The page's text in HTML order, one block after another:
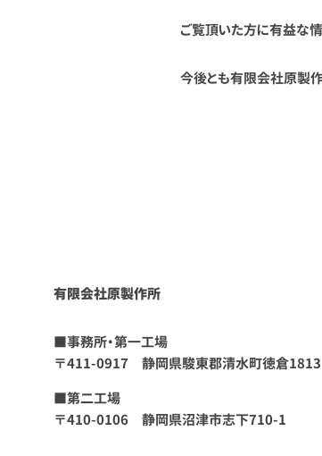
ご覧頂いた方に有益な情
今後とも有限会社原製作
有限会社原製作所
■事務所・第一工場
〒411-0917 静岡県駿東郡清水町徳倉1813
■第二工場
〒410-0106 静岡県沼津市志下710-1